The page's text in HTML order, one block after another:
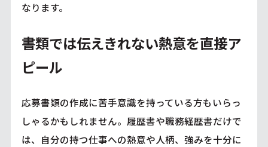
なります。
書類では伝えきれない熱意を直接ア
ピール
応募書類の作成に苦手意識を持っている方もいらっ
しゃるかもしれません。履歴書や職務経歴書だけで
は、自分の持つ仕事への熱意や人柄、強みを十分に